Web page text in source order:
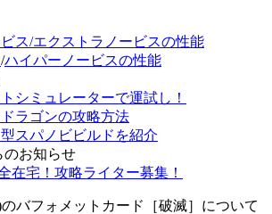
ス/エクストラノービスの性能
/ハイパーノービスの性能
シミュレーターで運試し！
ラゴンの攻略方法
スパノビビルドを紹介
のお知らせ
在宅！攻略ライター募集！
バフォメットカード［破滅］について